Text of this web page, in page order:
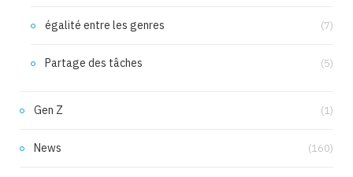
égalité entre les genres (7)
Partage des tâches (5)
Gen Z (1)
News (160)